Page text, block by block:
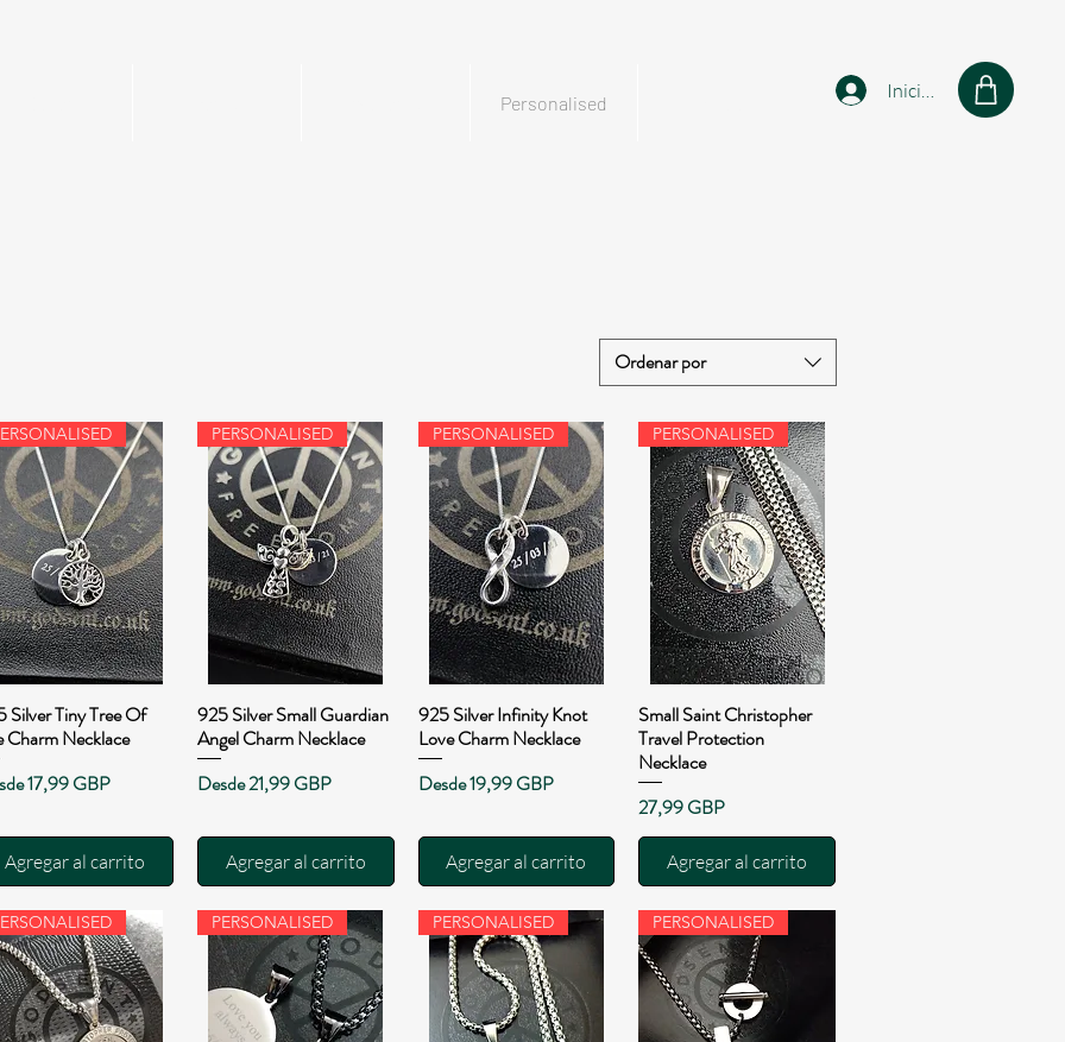
Personalised
Iniciar sesión
Ordenar por
Vista rápida
Silver Tiny Tree Of
Charm Necklace
17,99 GBP
de oferta
Agregar al carrito
Vista rápida
PERSONALISED
925 Silver Small Guardian
Angel Charm Necklace
Desde21,99 GBP
Precio de oferta
Agregar al carrito
Vista rápida
PERSONALISED
925 Silver Infinity Knot
Love Charm Necklace
Desde19,99 GBP
Precio de oferta
Agregar al carrito
Vista rápida
PERSONALISED
Small Saint Christopher
Travel Protection
Necklace
Precio
27,99 GBP
Agregar al carrito
PERSONALISED PERSONALISED PERSONALISED